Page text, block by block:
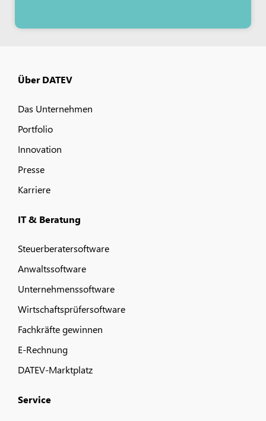
Über DATEV
Das Unternehmen
Portfolio
Innovation
Presse
Karriere
IT & Beratung
Steuerberatersoftware
Anwaltssoftware
Unternehmenssoftware
Wirtschaftsprüfersoftware
Fachkräfte gewinnen
E-Rechnung
DATEV-Marktplatz
Service